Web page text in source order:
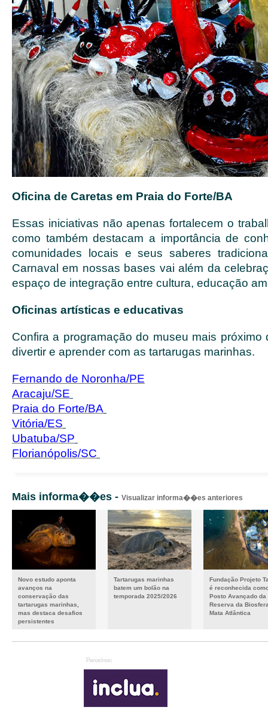
Oficina de Caretas em Praia do Forte/BA
Essas iniciativas não apenas fortalecem o
como também destacam a importância de
comunidades locais e seus saberes
Carnaval em nossas bases vai além da
espaço de integração entre cultura, educação
Oficinas artísticas e educativas
Confira a programação do museu mais
divertir e aprender com as tartarugas marinhas.
Fernando de Noronha/PE
Aracaju/SE
Praia do Forte/BA
Vitória/ES
Ubatuba/SP
Florianópolis/SC
Mais informa��es - Visualizar informa��es anteriores
Novo estudo aponta
avanços na
conservação das
tartarugas marinhas,
mas destaca desafios
persistentes
Tartarugas marinhas
batem um bolão na
temporada 2025/2026
Fundação Projeto
é reconhecida
Posto Avançado da
Reserva da
Mata Atlântica